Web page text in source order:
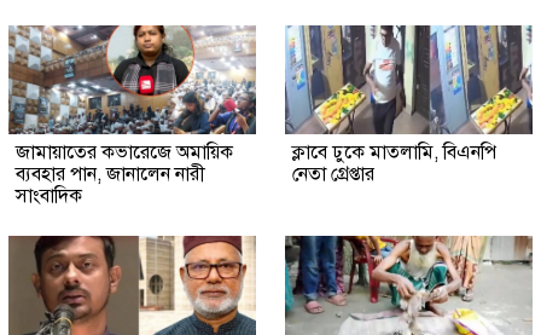
জামায়াতের কভারেজে অমায়িক
ব্যবহার পান, জানালেন নারী
সাংবাদিক
ক্লাবে ঢুকে মাতলামি, বিএনপি
নেতা গ্রেপ্তার